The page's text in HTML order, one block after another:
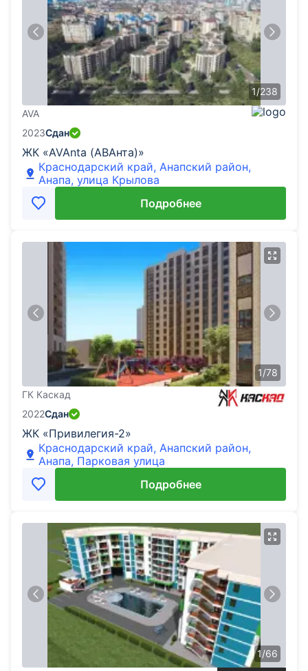
1/238
AVA
ЖК «AVAnta (АВАнта)»
2023Сдан
Краснодарский край, Анапский район,
Анапа, улица Крылова
Подробнее
1/78
ГК Каскад
ЖК «Привилегия-2»
2022Сдан
Краснодарский край, Анапский район,
Анапа, Парковая улица
Подробнее
1/66